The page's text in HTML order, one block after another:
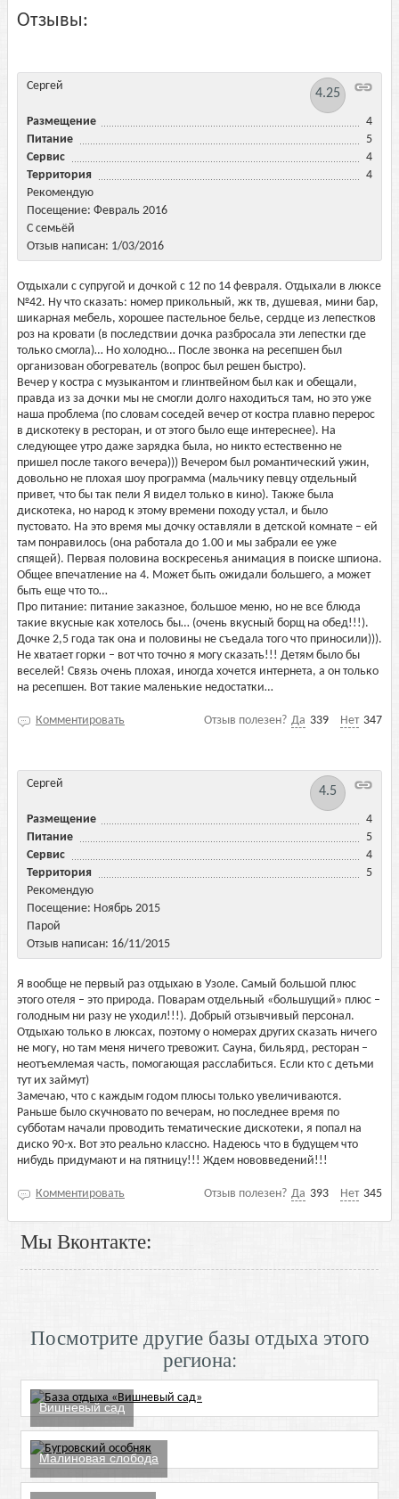
Отзывы:
Сергей
4.25
Размещение
4
Питание
5
Сервис
4
Территория
4
Рекомендую
Посещение: Февраль 2016
С семьёй
Отзыв написан: 1/03/2016
Отдыхали с супругой и дочкой с 12 по 14 февраля. Отдыхали в люксе
№42. Ну что сказать: номер прикольный, жк тв, душевая, мини бар,
шикарная мебель, хорошее пастельное белье, сердце из лепестков
роз на кровати (в последствии дочка разбросала эти лепестки где
только смогла)… Но холодно… После звонка на ресепшен был
организован обогреватель (вопрос был решен быстро).
Вечер у костра с музыкантом и глинтвейном был как и обещали,
правда из за дочки мы не смогли долго находиться там, но это уже
наша проблема (по словам соседей вечер от костра плавно перерос
в дискотеку в ресторан, и от этого было еще интереснее). На
следующее утро даже зарядка была, но никто естественно не
пришел после такого вечера))) Вечером был романтический ужин,
довольно не плохая шоу программа (мальчику певцу отдельный
привет, что бы так пели Я видел только в кино). Также была
дискотека, но народ к этому времени походу устал, и было
пустовато. На это время мы дочку оставляли в детской комнате – ей
там понравилось (она работала до 1.00 и мы забрали ее уже
спящей). Первая половина воскресенья анимация в поиске шпиона.
Общее впечатление на 4. Может быть ожидали большего, а может
быть еще что то…
Про питание: питание заказное, большое меню, но не все блюда
такие вкусные как хотелось бы… (очень вкусный борщ на обед!!!).
Дочке 2,5 года так она и половины не съедала того что приносили))).
Не хватает горки – вот что точно я могу сказать!!! Детям было бы
веселей! Связь очень плохая, иногда хочется интернета, а он только
на ресепшен. Вот такие маленькие недостатки…
Отзыв полезен? Да 339 Нет 347
Комментировать
Сергей
4.5
Размещение
4
Питание
5
Сервис
4
Территория
5
Рекомендую
Посещение: Ноябрь 2015
Парой
Отзыв написан: 16/11/2015
Я вообще не первый раз отдыхаю в Узоле. Самый большой плюс
этого отеля – это природа. Поварам отдельный «большущий» плюс –
голодным ни разу не уходил!!!). Добрый отзывчивый персонал.
Отдыхаю только в люксах, поэтому о номерах других сказать ничего
не могу, но там меня ничего тревожит. Сауна, бильярд, ресторан –
неотъемлемая часть, помогающая расслабиться. Если кто с детьми
тут их займут)
Замечаю, что с каждым годом плюсы только увеличиваются.
Раньше было скучновато по вечерам, но последнее время по
субботам начали проводить тематические дискотеки, я попал на
диско 90-х. Вот это реально классно. Надеюсь что в будущем что
нибудь придумают и на пятницу!!! Ждем нововведений!!!
Отзыв полезен? Да 393 Нет 345
Комментировать
Мы Вконтакте:
Посмотрите другие базы отдыха этого
региона:
Вишневый сад
Малиновая слобода